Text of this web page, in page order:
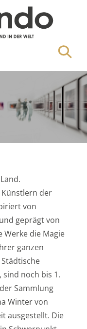
der
von
geprägt von
Werke die Magie
ganzen
sind noch bis 1.
Sammlung
Winter von
ausgestellt. Die